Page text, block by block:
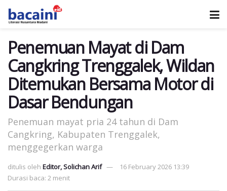
Penemuan Mayat di Dam
Cangkring Trenggalek, Wildan
Ditemukan Bersama Motor di
Dasar Bendungan
Penemuan mayat pria 24 tahun di Dam
Cangkring, Kabupaten Trenggalek,
menggegerkan warga
ditulis oleh Editor, Solichan Arif
16 February 2026 13:39
Durasi baca: 2 menit